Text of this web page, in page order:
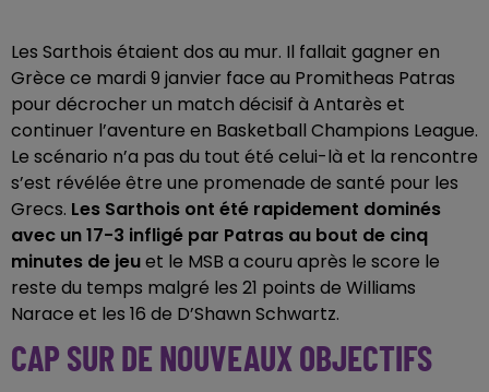
Les Sarthois étaient dos au mur. Il fallait gagner en
Grèce ce mardi 9 janvier face au Promitheas Patras
pour décrocher un match décisif à Antarès et
continuer l’aventure en Basketball Champions League.
Le scénario n’a pas du tout été celui-là et la rencontre
s’est révélée être une promenade de santé pour les
Grecs. Les Sarthois ont été rapidement dominés
avec un 17-3 infligé par Patras au bout de cinq
minutes de jeuet le MSB a couru après le score le
reste du temps malgré les 21 points de Williams
Narace et les 16 de D’Shawn Schwartz.
CAP SUR DE NOUVEAUX OBJECTIFS